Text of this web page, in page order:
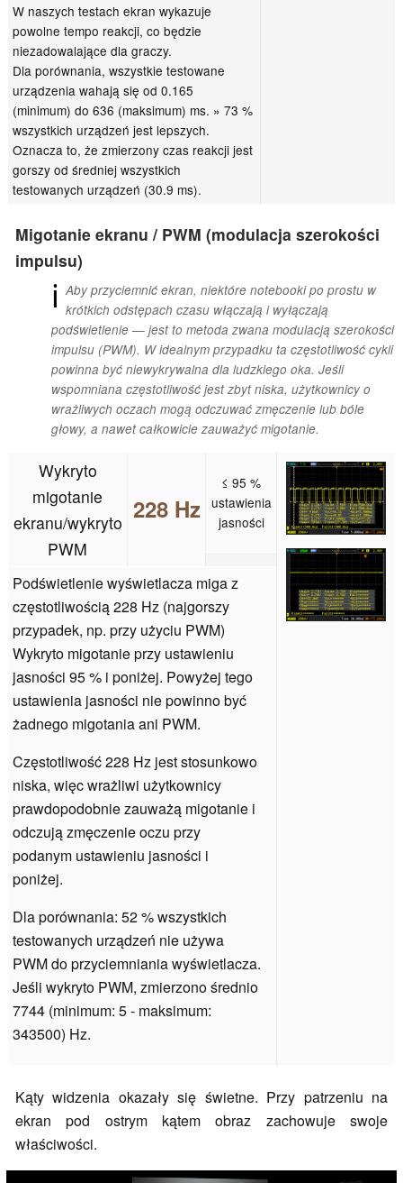
W naszych testach ekran wykazuje
powolne tempo reakcji, co będzie
niezadowalające dla graczy.
Dla porównania, wszystkie testowane
urządzenia wahają się od 0.165
(minimum) do 636 (maksimum) ms. » 73 %
wszystkich urządzeń jest lepszych.
Oznacza to, że zmierzony czas reakcji jest
gorszy od średniej wszystkich
testowanych urządzeń (30.9 ms).
Migotanie ekranu / PWM (modulacja szerokości
impulsu)
ℹ Aby przyciemnić ekran, niektóre notebooki po prostu w
krótkich odstępach czasu włączają i wyłączają
podświetlenie — jest to metoda zwana modulacją szerokości
impulsu (PWM). W idealnym przypadku ta częstotliwość cykli
powinna być niewykrywalna dla ludzkiego oka. Jeśli
wspomniana częstotliwość jest zbyt niska, użytkownicy o
wrażliwych oczach mogą odczuwać zmęczenie lub bóle
głowy, a nawet całkowicie zauważyć migotanie.
Wykryto
migotanie
ekranu/wykryto
PWM
228 Hz
≤ 95 %
ustawienia
jasności
Podświetlenie wyświetlacza miga z
częstotliwością 228 Hz (najgorszy
przypadek, np. przy użyciu PWM)
Wykryto migotanie przy ustawieniu
jasności 95 % i poniżej. Powyżej tego
ustawienia jasności nie powinno być
żadnego migotania ani PWM.
Częstotliwość 228 Hz jest stosunkowo
niska, więc wrażliwi użytkownicy
prawdopodobnie zauważą migotanie i
odczują zmęczenie oczu przy
podanym ustawieniu jasności i
poniżej.
Dla porównania: 52 % wszystkich
testowanych urządzeń nie używa
PWM do przyciemniania wyświetlacza.
Jeśli wykryto PWM, zmierzono średnio
7744 (minimum: 5 - maksimum:
343500) Hz.
Kąty widzenia okazały się świetne. Przy patrzeniu na
ekran pod ostrym kątem obraz zachowuje swoje
właściwości.